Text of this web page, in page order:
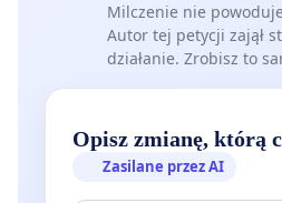
Milczenie nie
Autor tej petycji zajął
działanie. Zrobisz to
Opisz zmianę, którą
Zasilane przez AI